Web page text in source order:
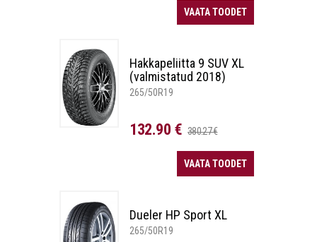
VAATA TOODET
Hakkapeliitta 9 SUV XL
(valmistatud 2018)
265/50R19
132.90 € 380.27 €
VAATA TOODET
Dueler HP Sport XL
265/50R19